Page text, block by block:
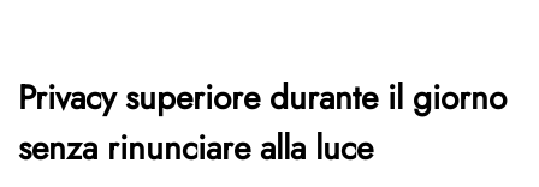
Privacy superiore durante il giorno
senza rinunciare alla luce